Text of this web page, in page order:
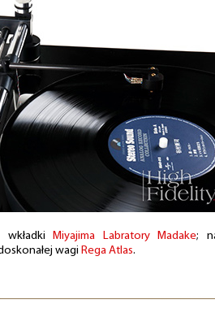
wkładki Miyajima Labratory Madake;
wagi Rega Atlas.